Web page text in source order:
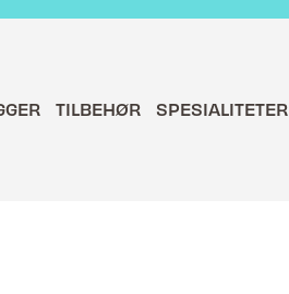
TILBEHØR SPESIALITETER